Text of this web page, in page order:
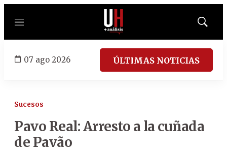
Menú
Mostrar
07 ago 2026 ÚLTIMAS NOTICIAS
Sucesos
Pavo Real: Arresto a la cuñada
de Pavão